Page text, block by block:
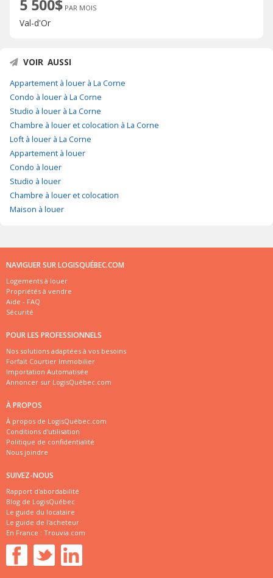
5 500$ PAR MOIS
Val-d'Or
VOIR AUSSI
Appartement à louer à La Corne
Condo à louer à La Corne
Studio à louer à La Corne
Chambre à louer et colocation à La Corne
Loft à louer à La Corne
Appartement à louer
Condo à louer
Studio à louer
Chambre à louer et colocation
Maison à louer
NAVIGUER SUR LOGISQUÉBEC.COM
Logements à louer
Propriétés à vendre
Aide - FAQ
Sécurité
POUR LES PROFESSIONNELS
Nos solutions adaptées à vos besoins
Forfait Courtier Immobilier
Importation Automatisée
Annoncer sur LogisQuébec.com
À PROPOS
À propos de LogisQuébec.com
Conditions d'utilisation
Politique de confidentialité
Nous joindre
SUIVEZ-NOUS
Rapport d'abordabilité
Blog de LogisQuébec
Le guide du locataire
Le guide de l'acheteur
En France : Trouvia.com